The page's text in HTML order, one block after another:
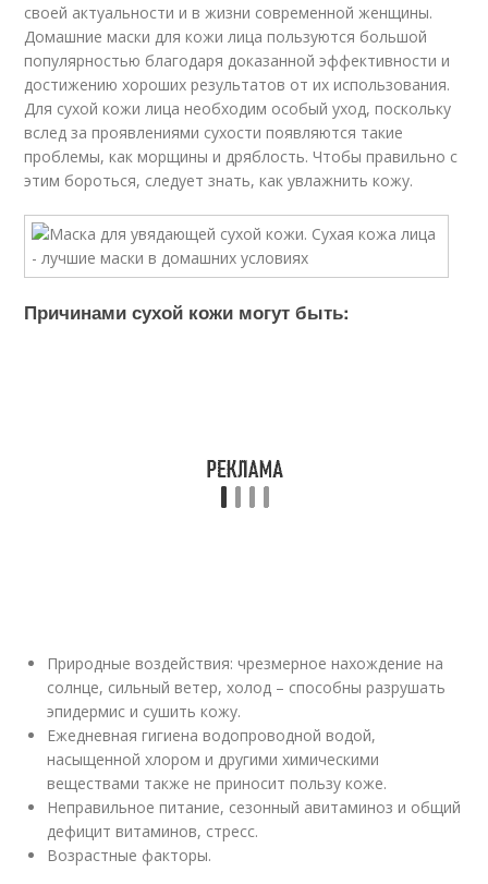
своей актуальности и в жизни современной женщины.
Домашние маски для кожи лица пользуются большой
популярностью благодаря доказанной эффективности и
достижению хороших результатов от их использования.
Для сухой кожи лица необходим особый уход, поскольку
вслед за проявлениями сухости появляются такие
проблемы, как морщины и дряблость. Чтобы правильно с
этим бороться, следует знать, как увлажнить кожу.
Причинами сухой кожи могут быть:
Природные воздействия: чрезмерное нахождение на
солнце, сильный ветер, холод – способны разрушать
эпидермис и сушить кожу.
Ежедневная гигиена водопроводной водой,
насыщенной хлором и другими химическими
веществами также не приносит пользу коже.
Неправильное питание, сезонный авитаминоз и общий
дефицит витаминов, стресс.
Возрастные факторы.